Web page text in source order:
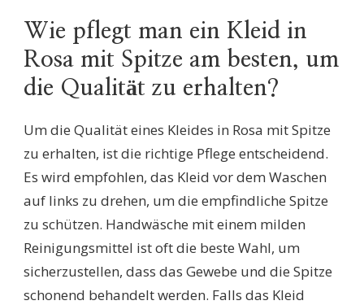
Wie pflegt man ein Kleid in
Rosa mit Spitze am besten, um
die Qualität zu erhalten?
Um die Qualität eines Kleides in Rosa mit Spitze
zu erhalten, ist die richtige Pflege entscheidend.
Es wird empfohlen, das Kleid vor dem Waschen
auf links zu drehen, um die empfindliche Spitze
zu schützen. Handwäsche mit einem milden
Reinigungsmittel ist oft die beste Wahl, um
sicherzustellen, dass das Gewebe und die Spitze
schonend behandelt werden. Falls das Kleid